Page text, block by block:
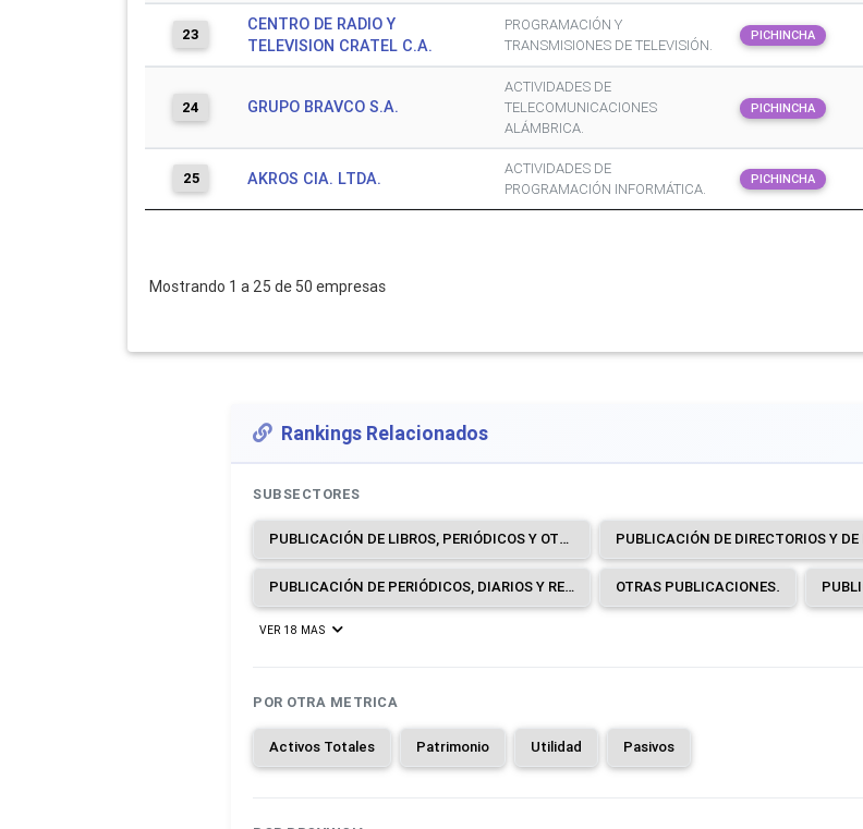
23
CENTRO DE RADIO Y
TELEVISION CRATEL C.A.
PROGRAMACIÓN Y
TRANSMISIONES DE TELEVISIÓN.
PICHINCHA
24 GRUPO BRAVCO S.A.
ACTIVIDADES DE
TELECOMUNICACIONES
ALÁMBRICA.
PICHINCHA
25 AKROS CIA. LTDA.
ACTIVIDADES DE
PROGRAMACIÓN INFORMÁTICA.
PICHINCHA
Mostrando 1 a 25 de 50 empresas
Rankings Relacionados
SUBSECTORES
PUBLICACIÓN DE LIBROS, PERIÓDICOS Y OTRAS ACTIVIDADES DE PUBLICACIÓN.
PUBLICACIÓN DE PERIÓDICOS, DIARIOS Y REVISTAS. OTRAS PUBLICACIONES.
VER 18 MAS
POR OTRA METRICA
Activos Totales Patrimonio Utilidad Pasivos